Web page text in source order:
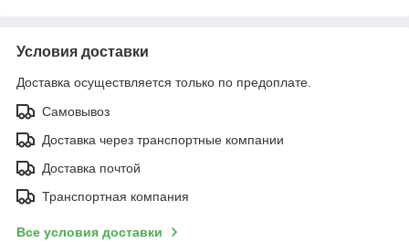
Условия доставки
Доставка осуществляется только по предоплате.
Самовывоз
Доставка через транспортные компании
Доставка почтой
Транспортная компания
Все условия доставки